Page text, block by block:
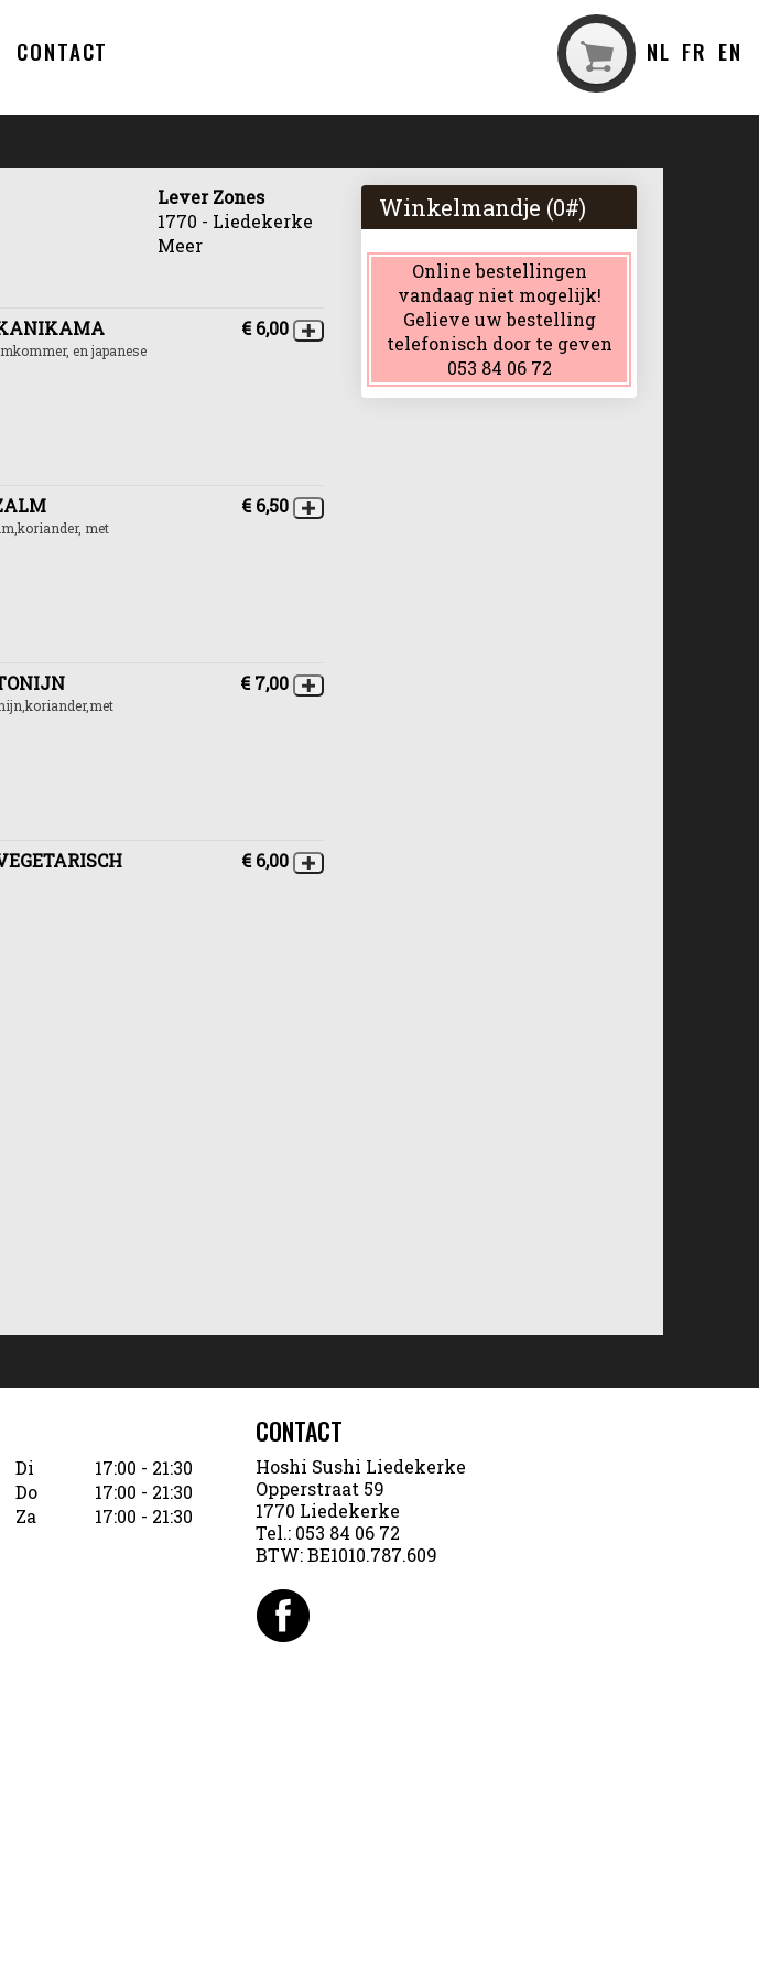
CONTACT NL FR EN
Lever Zones
1770 - Liedekerke
Meer
en japanese
€ 6,00
met
€ 6,50
€ 7,00
€ 6,00
Winkelmandje (0#)
Online bestellingen
vandaag niet mogelijk!
Gelieve uw bestelling
telefonisch door te geven
053 84 06 72
Di
17:00 - 21:30
Do
17:00 - 21:30
Za
17:00 - 21:30
CONTACT
Hoshi Sushi Liedekerke
Opperstraat 59
1770 Liedekerke
Tel.: 053 84 06 72
BTW:BE1010.787.609